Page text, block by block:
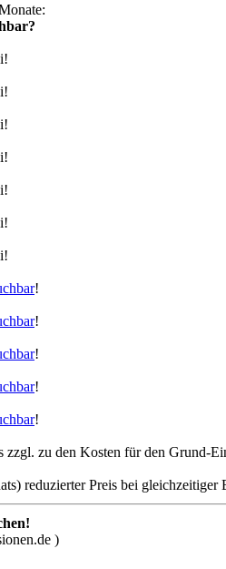
!
!
!
!
!
zu den Kosten für den Grund-
reduzierter Preis bei gleichzeitiger
)